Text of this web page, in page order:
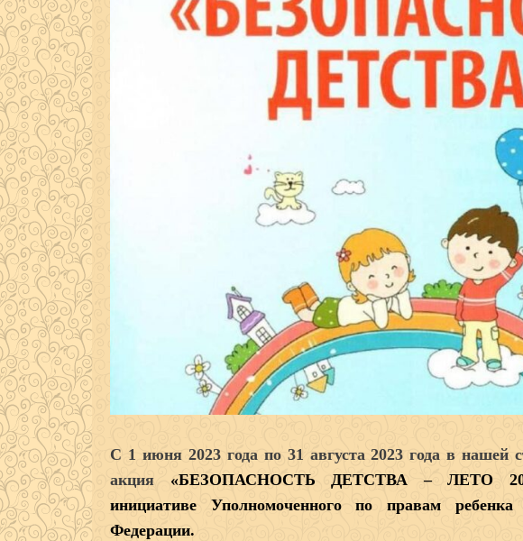
С 1 июня 2023 года по 31 августа 2023 года в нашей
акция «БЕЗОПАСНОСТЬ ДЕТСТВА – ЛЕТО
инициативе Уполномоченного по правам ребенка
Федерации.